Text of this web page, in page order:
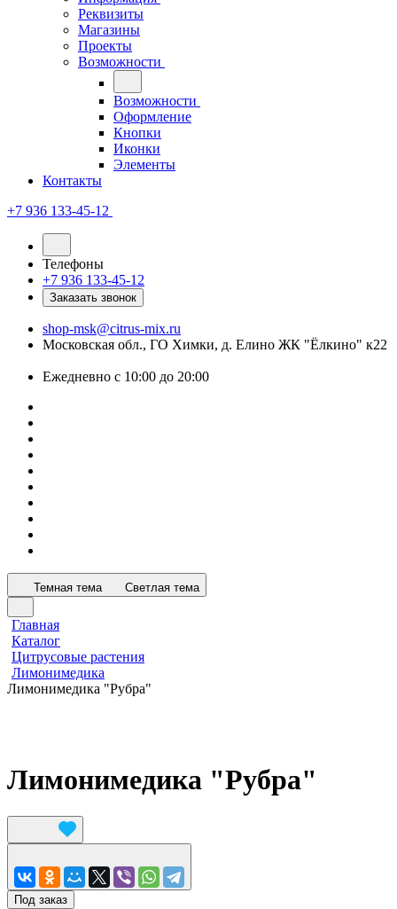
Реквизиты
Магазины
Проекты
Возможности
Возможности
Оформление
Кнопки
Иконки
Элементы
Контакты
+7 936 133-45-12
Телефоны
+7 936 133-45-12
Заказать звонок
shop-msk@citrus-mix.ru
Московская обл., ГО Химки, д. Елино ЖК "Ёлкино" к22
Ежедневно с 10:00 до 20:00
Темная тема Светлая тема
Главная
Каталог
Цитрусовые растения
Лимонимедика
Лимонимедика "Рубра"
Лимонимедика "Рубра"
Под заказ